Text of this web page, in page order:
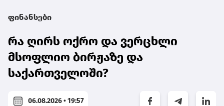
ფინანსები
რა ღირს ოქრო და ვერცხლი
მსოფლიო ბირჟაზე და
საქართველოში?
06.08.2026 • 19:57